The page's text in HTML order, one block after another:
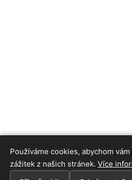
Používáme cookies, abychom
zážitek z našich stránek. Více